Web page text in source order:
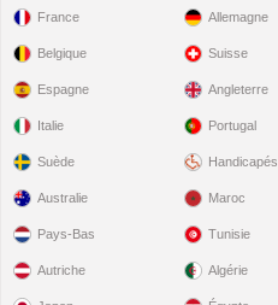
France
Belgique
Espagne
Italie
Suède
Allemagne
Suisse
Angleterre
Portugal
Handicapés
Australie
Pays-Bas
Autriche
Maroc
Tunisie
Algérie